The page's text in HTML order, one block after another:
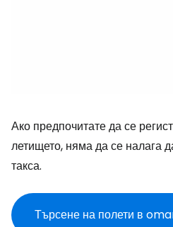
Ако предпочитате да се
летището, няма да се налага
такса.
Търсене на полети в